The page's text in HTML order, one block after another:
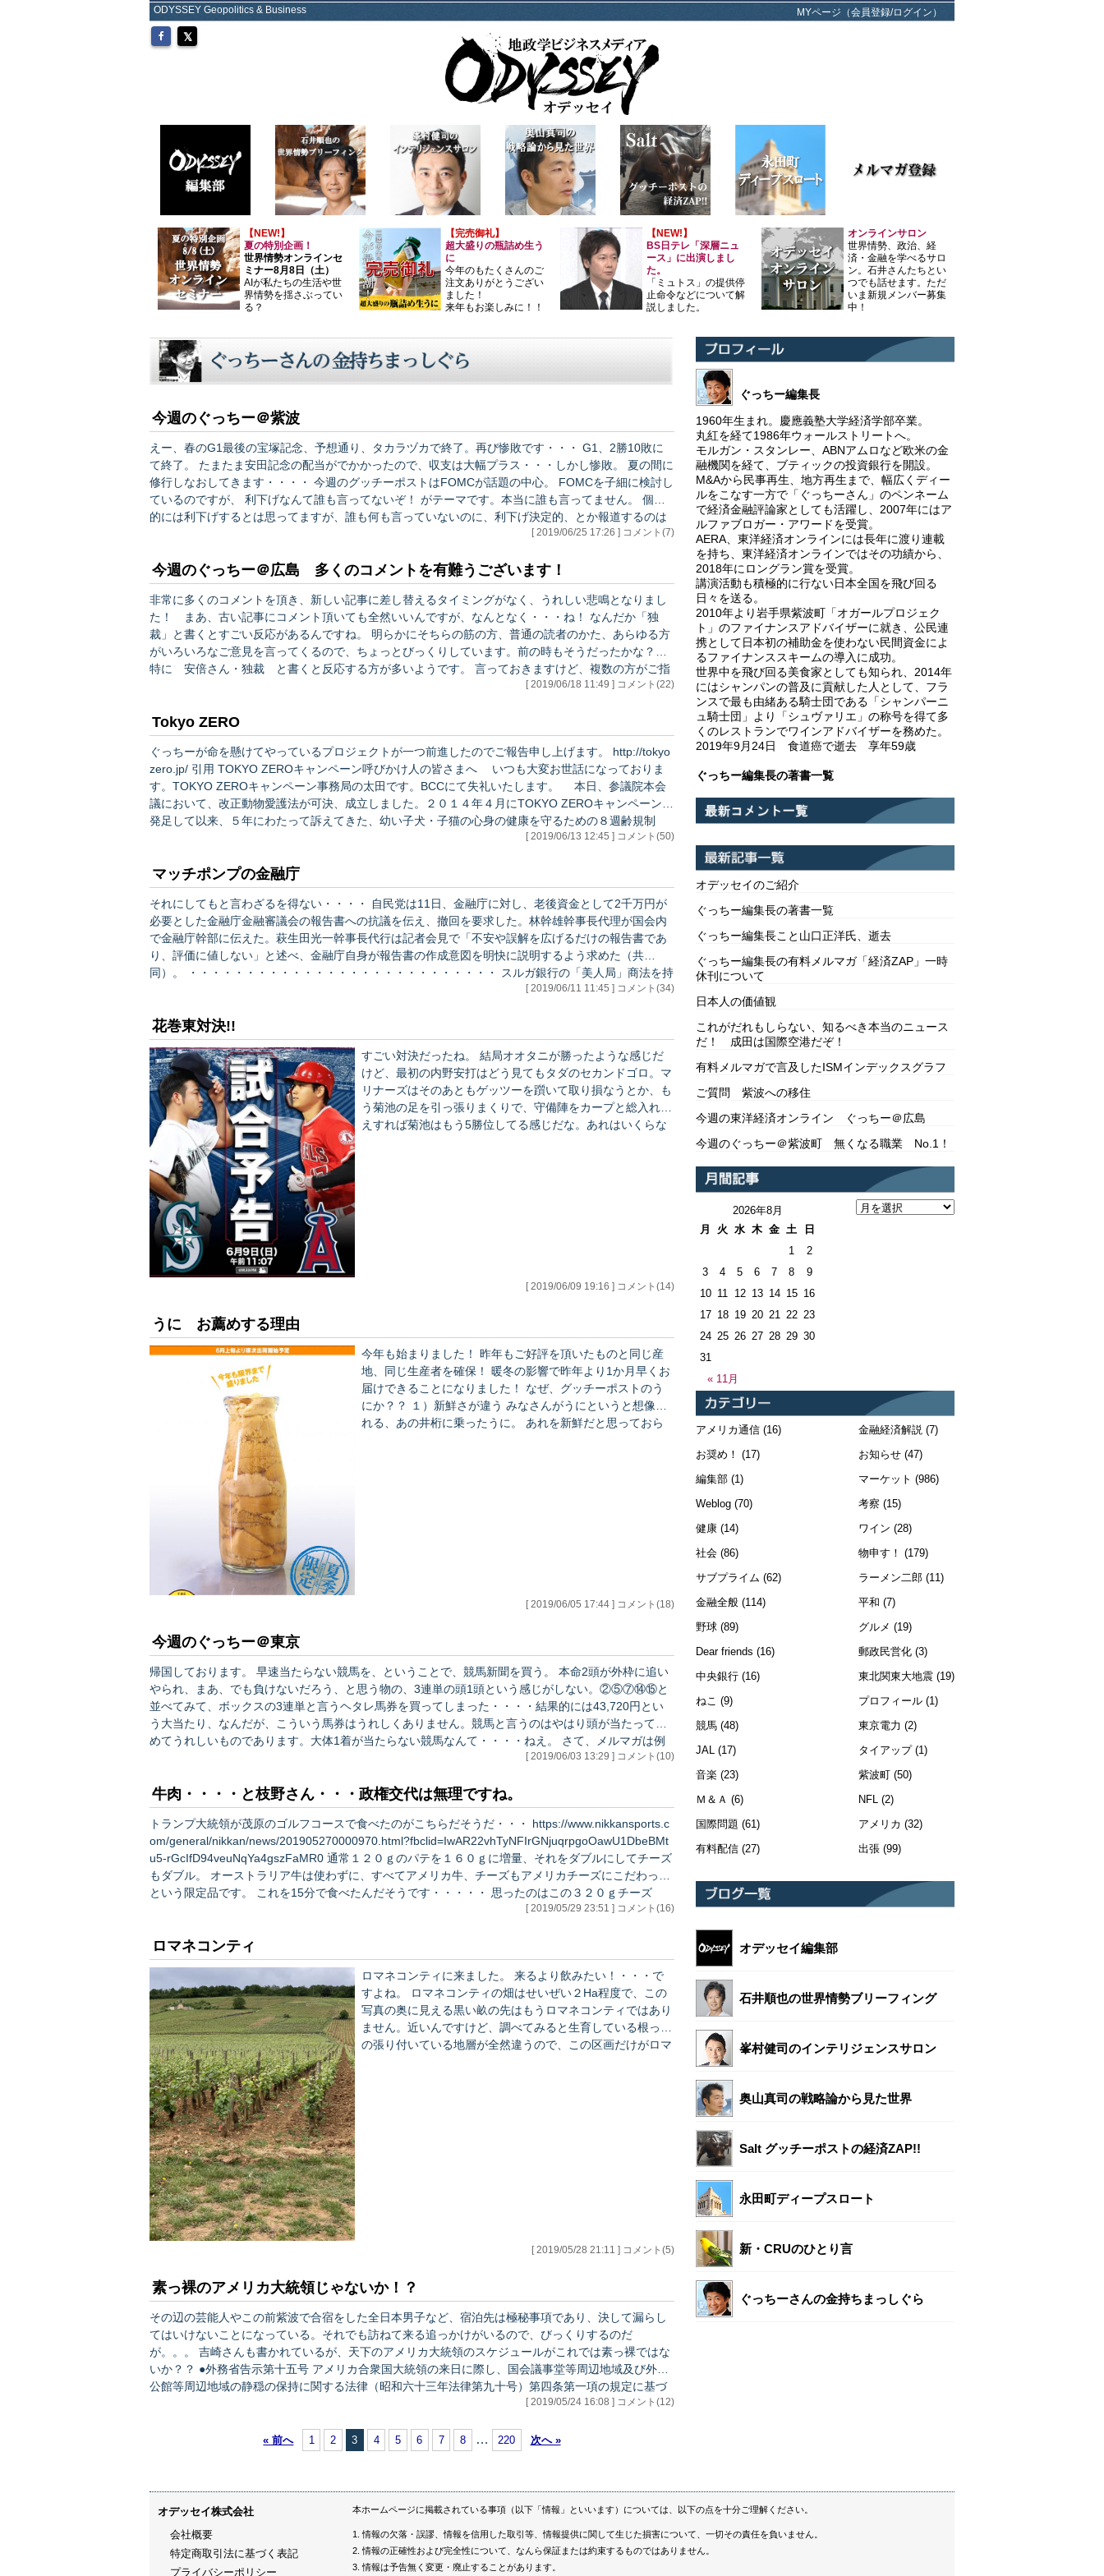
ODYSSEY Geopolitics & Business MYページ（会員登録/ログイン）
【NEW!】
夏の特別企画！
世界情勢オンラインセ
ミナー8月8日（土）
AIが私たちの生活や世
界情勢を揺さぶってい
る？
【完売御礼】
超大盛りの瓶詰め生う
に
今年のもたくさんのご
注文ありがとうござい
ました！
来年もお楽しみに！！
【NEW!】
BS日テレ「深層ニュ
ース」に出演しまし
た。
「ミュトス」の提供停
止命令などについて解
説しました。
オンラインサロン
世界情勢、政治、経
済・金融を学べるサロ
ン。石井さんたちとい
つでも話せます。ただ
いま新規メンバー募集
中！
今週のぐっちー＠紫波
えー、春のG1最後の宝塚記念、予想通り、タカラヅカで終了。再び惨敗です・・・ G1、2勝10敗に
て終了。 たまたま安田記念の配当がでかかったので、収支は大幅プラス・・・しかし惨敗。 夏の間に
修行しなおしてきます・・・・ 今週のグッチーポストはFOMCが話題の中心。 FOMCを子細に検討し
ているのですが、 利下げなんて誰も言ってないぞ！ がテーマです。本当に誰も言ってません。 個人
的には利下げするとは思ってますが、誰も何も言っていないのに、利下げ決定的、とか報道するのは
[ 2019/06/25 17:26 ] コメント(7)
今週のぐっちー＠広島 多くのコメントを有難うございます！
非常に多くのコメントを頂き、新しい記事に差し替えるタイミングがなく、うれしい悲鳴となりまし
た！ まあ、古い記事にコメント頂いても全然いいんですが、なんとなく・・・ね！ なんだか「独
裁」と書くとすごい反応があるんですね。 明らかにそちらの筋の方、普通の読者のかた、あらゆる方
がいろいろなご意見を言ってくるので、ちょっとびっくりしています。前の時もそうだったかな？
特に 安倍さん・独裁 と書くと反応する方が多いようです。 言っておきますけど、複数の方がご指
摘の様に、私はHP上では独裁者です（笑）。私の気に入らないものは一切許しません。だからそれは
[ 2019/06/18 11:49 ] コメント(22)
Tokyo ZERO
ぐっちーが命を懸けてやっているプロジェクトが一つ前進したのでご報告申し上げます。 http://tokyo
zero.jp/ 引用 TOKYO ZEROキャンペーン呼びかけ人の皆さまへ いつも大変お世話になっておりま
す。TOKYO ZEROキャンペーン事務局の太田です。BCCにて失礼いたします。 本日、参議院本会
議において、改正動物愛護法が可決、成立しました。２０１４年４月にTOKYO ZEROキャンペーンが
発足して以来、５年にわたって訴えてきた、幼い子犬・子猫の心身の健康を守るための８週齢規制
が、ようやく実現します。「天然記念物の保存」を目的に、柴犬や秋田犬など日本犬６種だけは、
[ 2019/06/13 12:45 ] コメント(50)
マッチポンプの金融庁
それにしてもと言わざるを得ない・・・・ 自民党は11日、金融庁に対し、老後資金として2千万円が
必要とした金融庁金融審議会の報告書への抗議を伝え、撤回を要求した。林幹雄幹事長代理が国会内
で金融庁幹部に伝えた。萩生田光一幹事長代行は記者会見で「不安や誤解を広げるだけの報告書であ
り、評価に値しない」と述べ、金融庁自身が報告書の作成意図を明快に説明するよう求めた（共
同）。 ・・・・・・・・・・・・・・・・・・・・・・・・・・・ スルガ銀行の「美人局」商法を持
ち上げたのも金融庁、こんなものを出したのも金融庁。 2000万円は必要だと言われて面食らっている
[ 2019/06/11 11:45 ] コメント(34)
花巻東対決!!
すごい対決だったね。 結局オオタニが勝ったような感じだ
けど、最初の内野安打はどう見てもタダのセカンドゴロ。マ
リナーズはそのあともゲッツーを躓いて取り損なうとか、も
う菊池の足を引っ張りまくりで、守備陣をカープと総入れ替
えすれば菊池はもう5勝位してる感じだな。あれはいくらな
[ 2019/06/09 19:16 ] コメント(14)
うに お薦めする理由
今年も始まりました！ 昨年もご好評を頂いたものと同じ産
地、同じ生産者を確保！ 暖冬の影響で昨年より1か月早くお
届けできることになりました！ なぜ、グッチーポストのう
にか？？ １）新鮮さが違う みなさんがうにというと想像さ
れる、あの井桁に乗ったうに。 あれを新鮮だと思っておら
[ 2019/06/05 17:44 ] コメント(18)
今週のぐっちー＠東京
帰国しております。 早速当たらない競馬を、ということで、競馬新聞を買う。 本命2頭が外枠に追い
やられ、まあ、でも負けないだろう、と思う物の、3連単の頭1頭という感じがしない。②⑤⑦⑭⑮と
並べてみて、ボックスの3連単と言うヘタレ馬券を買ってしまった・・・・結果的には43,720円とい
う大当たり、なんだが、こういう馬券はうれしくありません。競馬と言うのはやはり頭が当たって初
めてうれしいものであります。大体1着が当たらない競馬なんて・・・・ねえ。 さて、メルマガは例
によって地道にアメリカ経済統計分析ですが、タリフマンについて少々詳しくかきました。なぜかは
[ 2019/06/03 13:29 ] コメント(10)
牛肉・・・・と枝野さん・・・政権交代は無理ですね。
トランプ大統領が茂原のゴルフコースで食べたのがこちらだそうだ・・・ https://www.nikkansports.c
om/general/nikkan/news/201905270000970.html?fbclid=IwAR22vhTyNFIrGNjuqrpgoOawU1DbeBMt
u5-rGcIfD94veuNqYa4gszFaMR0 通常１２０ｇのパテを１６０ｇに増量、それをダブルにしてチーズ
もダブル。 オーストラリア牛は使わずに、すべてアメリカ牛、チーズもアメリカチーズにこだわった
という限定品です。 これを15分で食べたんだそうです・・・・・ 思ったのはこの３２０ｇチーズ
[ 2019/05/29 23:51 ] コメント(16)
ロマネコンティ
ロマネコンティに来ました。 来るより飲みたい！・・・で
すよね。 ロマネコンティの畑はせいぜい２Ha程度で、この
写真の奥に見える黒い畝の先はもうロマネコンティではあり
ません。近いんですけど、調べてみると生育している根っこ
の張り付いている地層が全然違うので、この区画だけがロマ
[ 2019/05/28 21:11 ] コメント(5)
素っ裸のアメリカ大統領じゃないか！？
その辺の芸能人やこの前紫波で合宿をした全日本男子など、宿泊先は極秘事項であり、決して漏らし
てはいけないことになっている。それでも訪ねて来る追っかけがいるので、びっくりするのだ
が。。。 吉崎さんも書かれているが、天下のアメリカ大統領のスケジュールがこれでは素っ裸ではな
いか？？ ●外務省告示第十五号 アメリカ合衆国大統領の来日に際し、国会議事堂等周辺地域及び外国
公館等周辺地域の静穏の保持に関する法律（昭和六十三年法律第九十号）第四条第一項の規定に基づ
[ 2019/05/24 16:08 ] コメント(12)
« 前へ 1 2 3 4 5 6 7 8 … 220 次へ »
ぐっちー編集長
1960年生まれ。慶應義塾大学経済学部卒業。
丸紅を経て1986年ウォールストリートへ。
モルガン・スタンレー、ABNアムロなど欧米の金
融機関を経て、ブティックの投資銀行を開設。
M&Aから民事再生、地方再生まで、幅広くディー
ルをこなす一方で「ぐっちーさん」のペンネーム
で経済金融評論家としても活躍し、2007年にはア
ルファブロガー・アワードを受賞。
AERA、東洋経済オンラインには長年に渡り連載
を持ち、東洋経済オンラインではその功績から、
2018年にロングラン賞を受賞。
講演活動も積極的に行ない日本全国を飛び回る
日々を送る。
2010年より岩手県紫波町「オガールプロジェク
ト」のファイナンスアドバイザーに就き、公民連
携として日本初の補助金を使わない民間資金によ
るファイナンススキームの導入に成功。
世界中を飛び回る美食家としても知られ、2014年
にはシャンパンの普及に貢献した人として、フラ
ンスで最も由緒ある騎士団である「シャンパーニ
ュ騎士団」より「シュヴァリエ」の称号を得て多
くのレストランでワインアドバイザーを務めた。
2019年9月24日 食道癌で逝去 享年59歳
ぐっちー編集長の著書一覧
オデッセイのご紹介
ぐっちー編集長の著書一覧
ぐっちー編集長こと山口正洋氏、逝去
ぐっちー編集長の有料メルマガ「経済ZAP」一時
休刊について
日本人の価値観
これがだれもしらない、知るべき本当のニュース
だ！ 成田は国際空港だぞ！
有料メルマガで言及したISMインデックスグラフ
ご質問 紫波への移住
今週の東洋経済オンライン ぐっちー＠広島
今週のぐっちー＠紫波町 無くなる職業 No.1！
2026年8月
月
火 水 木 金 土 日
« 11月
1
2
3
4 5 6 7 8
9
10 11 12 13 14 15 16
17 18 19 20 21 22 23
24 25 26 27 28 29 30
31
アメリカ通信 (16)
お奨め！ (17)
編集部 (1)
Weblog (70)
健康 (14)
社会 (86)
サブプライム (62)
金融全般 (114)
野球 (89)
Dear friends (16)
中央銀行 (16)
ねこ (9)
競馬 (48)
JAL (17)
音楽 (23)
Ｍ＆Ａ (6)
国際問題 (61)
有料配信 (27)
金融経済解説(7)
お知らせ(47)
マーケット (986)
考察 (15)
ワイン (28)
物申す！ (179)
ラーメン二郎(11)
平和 (7)
グルメ (19)
郵政民営化(3)
東北関東大地震(19)
プロフィール(1)
東京電力 (2)
タイアップ(1)
紫波町(50)
NFL(2)
アメリカ (32)
出張(99)
オデッセイ編集部
石井順也の世界情勢ブリーフィング
峯村健司のインテリジェンスサロン
奥山真司の戦略論から見た世界
Salt グッチーポストの経済ZAP!!
永田町ディープスロート
新・CRUのひとり言
ぐっちーさんの金持ちまっしぐら
オデッセイ株式会社
会社概要
特定商取引法に基づく表記
プライバシーポリシー
本ホームページに掲載されている事項（以下「情報」といいます）については、以下の点を十分ご理解ください。
情報の欠落・誤謬、情報を信用した取引等、情報提供に関して生じた損害について、一切その責任を負いません。
情報の正確性および完全性について、なんら保証または約束するものではありません。
情報は予告無く変更・廃止することがあります。